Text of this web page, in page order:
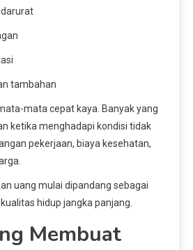
tambahan
mata cepat kaya. Banyak yang
ketika menghadapi kondisi tidak
pekerjaan, biaya kesehatan,
uang mulai dipandang sebagai
hidup jangka panjang.
Membuat